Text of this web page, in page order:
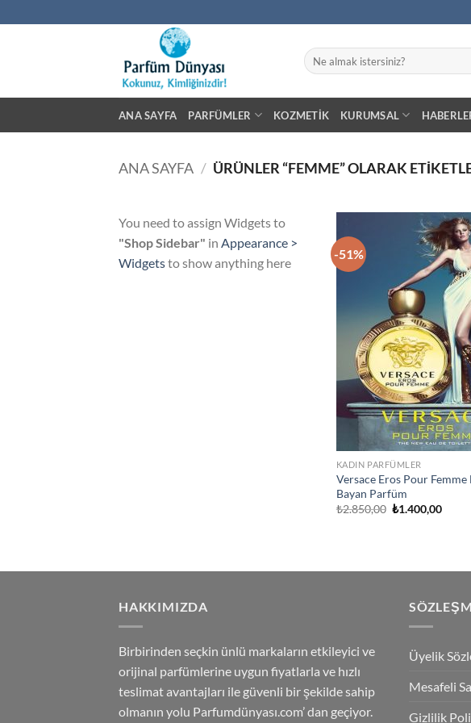
atla
Ara:
ANA SAYFA PARFÜMLER KOZMETIK KURUMSAL
ANA SAYFA / ÜRÜNLER “FEMME” OLARAK
You need to assign Widgets to
"Shop Sidebar" in Appearance >
Widgetsto show anything here
-51%
KADIN PARFÜMLER
Versace Eros Pour Femme
Bayan Parfüm
₺2.850,00 Orijinal
₺1.400,00Şu
HAKKIMIZDA
Birbirinden seçkin ünlü markaların etkileyici ve
orijinal parfümlerine uygun fiyatlarla ve hızlı
teslimat avantajları ile güvenli bir şekilde sahip
olmanın yolu Parfumdünyası.com’ dan geçiyor.
Üyelik
Mesafeli
Gizlilik